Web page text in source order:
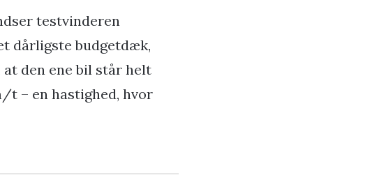
testvinderen
dårligste budgetdæk,
at den ene bil står helt
t – en hastighed, hvor